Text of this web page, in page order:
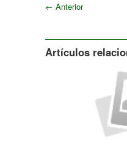
← Anterior
Artículos